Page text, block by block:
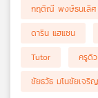
กฤติณี พงษ์ธนเลิศ
ดาริน แฮแซน
Tutor
ครูดิว
ชัยธวัธ มโนชัยเจริ